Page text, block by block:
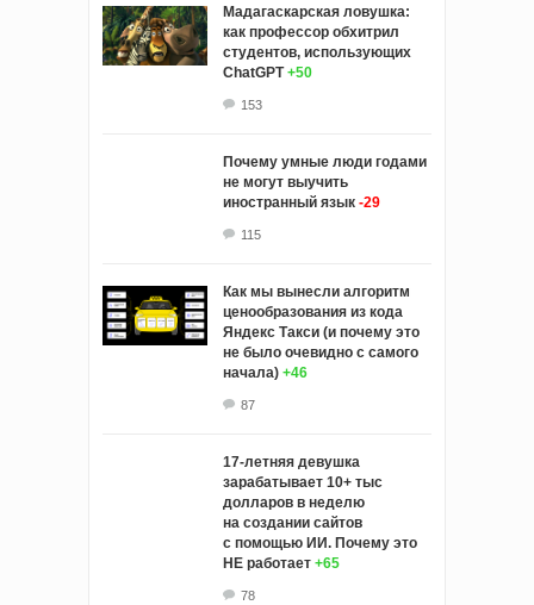
Мадагаскарская ловушка:
как профессор обхитрил
студентов, использующих
ChatGPT +50
153
Почему умные люди годами
не могут выучить
иностранный язык -29
115
Как мы вынесли алгоритм
ценообразования из кода
Яндекс Такси (и почему это
не было очевидно с самого
начала) +46
87
17-летняя девушка
зарабатывает 10+ тыс
долларов в неделю
на создании сайтов
с помощью ИИ. Почему это
НЕ работает +65
78